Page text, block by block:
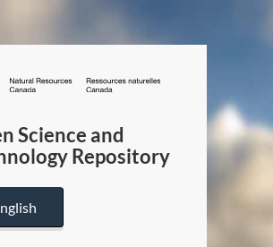
/
Canada
Science and
Repository